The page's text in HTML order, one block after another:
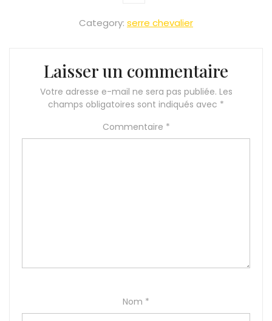
Category: serre chevalier
Laisser un commentaire
Votre adresse e-mail ne sera pas publiée. Les
champs obligatoires sont indiqués avec *
Commentaire *
Nom *